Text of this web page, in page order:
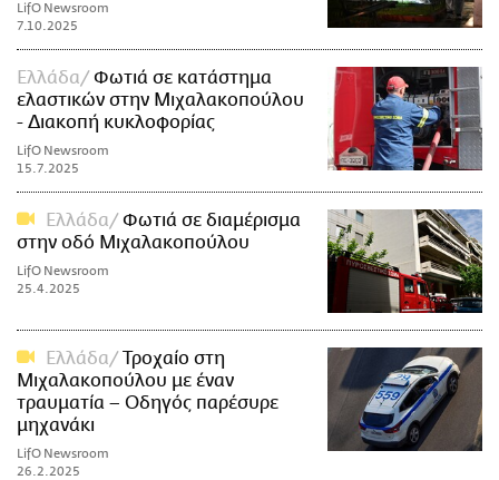
LifO Newsroom
7.10.2025
Ελλάδα
Φωτιά σε κατάστημα
ελαστικών στην Μιχαλακοπούλου
- Διακοπή κυκλοφορίας
LifO Newsroom
15.7.2025
Ελλάδα
Φωτιά σε διαμέρισμα
στην οδό Μιχαλακοπούλου
LifO Newsroom
25.4.2025
Ελλάδα
Τροχαίο στη
Μιχαλακοπούλου με έναν
τραυματία – Οδηγός παρέσυρε
μηχανάκι
LifO Newsroom
26.2.2025